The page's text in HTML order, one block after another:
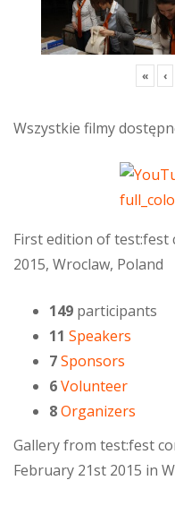
« ‹
Wszystkie filmy
First edition of test:fest
2015, Wroclaw, Poland
149 participants
11 Speakers
7Sponsors
6Volunteer
8Organizers
Gallery from test:fest
February 21st 2015 in